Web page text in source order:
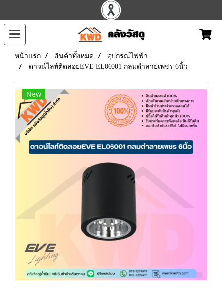
หน้าแรก สินค้าทั้งหมด
อุปกรณ์ไฟฟ้า
ดาวน์ไลท์ติดลอยEVE EL06001 กลมดำลายเพชร 6นิ้ว
New